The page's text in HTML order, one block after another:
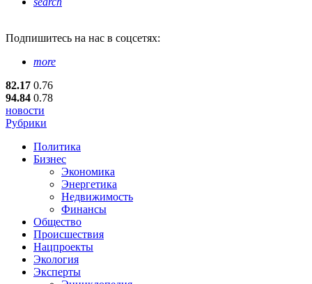
Подпишитесь на нас в соцсетях:
more
82.17 0.76
94.84 0.78
новости
Рубрики
Политика
Бизнес
Экономика
Энергетика
Недвижимость
Финансы
Общество
Происшествия
Нацпроекты
Экология
Эксперты